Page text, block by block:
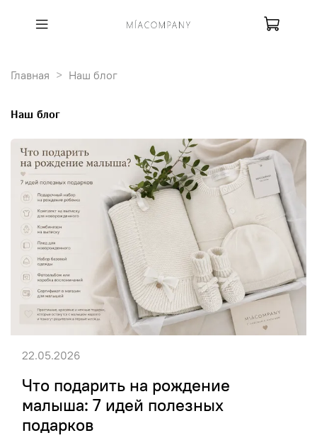
Главная Наш блог
Наш блог
Что подарить на рождение
малыша: 7 идей полезных
подарков
22.05.2026